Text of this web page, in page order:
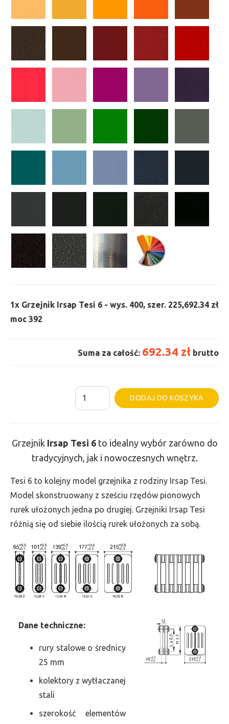
1x Grzejnik Irsap Tesi 6 - wys. 400, szer. 225,
moc 392
692.34 zł
Suma za całość: 692.34 zł brutto
ilość
Grzejnik
-
wys.
400,
szer.
225,
392
DODAJ DO KOSZYKA
Grzejnik Irsap Tesi 6to idealny wybór zarówno do
tradycyjnych, jak i nowoczesnych wnętrz.
Tesi 6 to kolejny model grzejnika z rodziny Irsap Tesi.
Model skonstruowany z sześciu rzędów pionowych
rurek ułożonych jedna po drugiej. Grzejniki Irsap Tesi
różnią się od siebie ilością rurek ułożonych za sobą.
Dane techniczne:
rury stalowe o średnicy
25 mm
kolektory z wytłaczanej
stali
szerokość elementów